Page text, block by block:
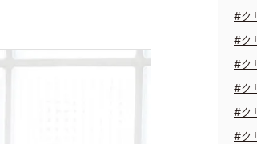
#ク
#ク
#ク
#ク
#ク
#ク